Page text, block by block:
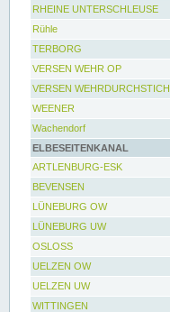
RHEINE UNTERSCHLEUSE
Rühle
TERBORG
VERSEN WEHR OP
VERSEN WEHRDURCHSTICH
WEENER
Wachendorf
ELBESEITENKANAL
ARTLENBURG-ESK
BEVENSEN
LÜNEBURG OW
LÜNEBURG UW
OSLOSS
UELZEN OW
UELZEN UW
WITTINGEN